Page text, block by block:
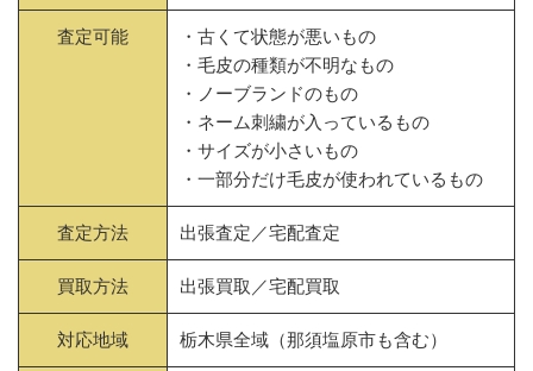
査定可能
・古くて状態が悪いもの
・毛皮の種類が不明なもの
・ノーブランドのもの
・ネーム刺繍が入っているもの
・サイズが小さいもの
・一部分だけ毛皮が使われているもの
査定方法 出張査定／宅配査定
買取方法 出張買取／宅配買取
対応地域 栃木県全域（那須塩原市も含む）